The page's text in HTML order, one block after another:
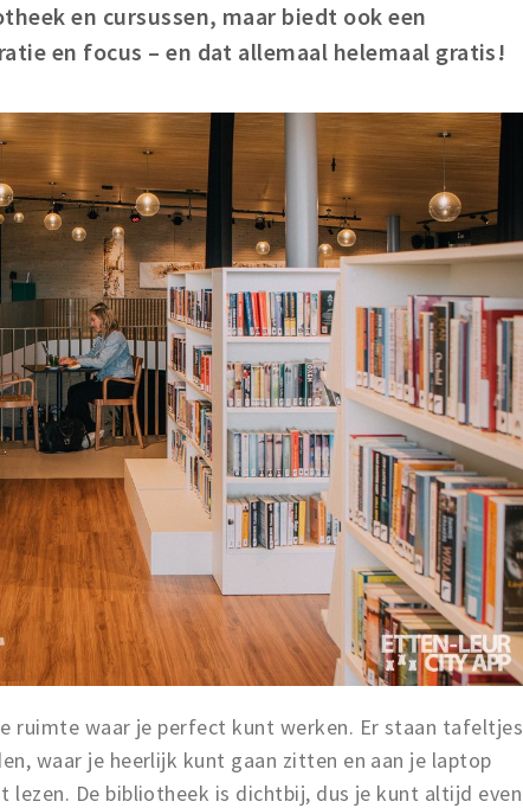
en cursussen, maar biedt ook een
en focus – en dat allemaal helemaal gratis!
ruimte waar je perfect kunt werken. Er staan tafeltjes
waar je heerlijk kunt gaan zitten en aan je laptop
lezen. De bibliotheek is dichtbij, dus je kunt altijd even